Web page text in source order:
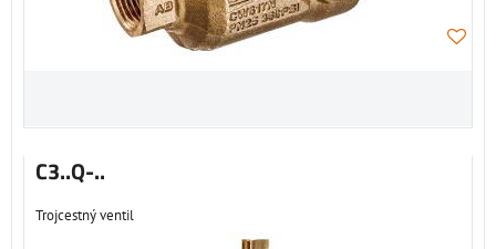
C3..Q-..
Trojcestný ventil